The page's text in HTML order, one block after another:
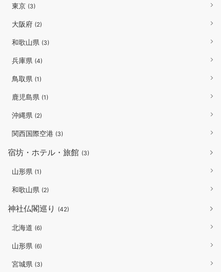
東京 (3)
大阪府 (2)
和歌山県 (3)
兵庫県 (4)
鳥取県 (1)
鹿児島県 (1)
沖縄県 (2)
関西国際空港 (3)
宿坊・ホテル・旅館 (3)
山形県 (1)
和歌山県 (2)
神社仏閣巡り (42)
北海道 (6)
山形県 (6)
宮城県 (3)